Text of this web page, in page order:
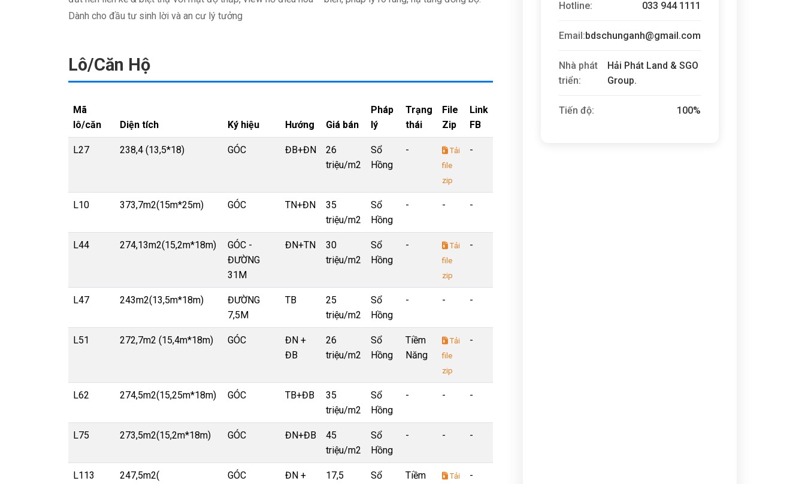
Dành cho đầu tư sinh lời và an cư lý tưởng
Lô/Căn Hộ
Mã
lô/căn
Diện tích Ký hiệu Hướng Giá bán
Pháp
lý
Trạng
thái
File
Zip
Link
FB
L27 238,4 (13,5*18) GÓC ĐB+ĐN
26
triệu/m2
Sổ
Hồng
-
Tải
file
zip
-
L10 373,7m2(15m*25m) GÓC TN+ĐN
35
triệu/m2
Sổ
Hồng
- - -
L44 274,13m2(15,2m*18m)
GÓC -
ĐƯỜNG
31M
ĐN+TN
30
triệu/m2
Sổ
Hồng
-
Tải
file
zip
-
L47 243m2(13,5m*18m)
ĐƯỜNG
7,5M
TB
25
triệu/m2
Sổ
Hồng
- - -
L51 272,7m2 (15,4m*18m) GÓC
ĐN +
ĐB
26
triệu/m2
Sổ
Hồng
Tiềm
Năng
Tải
file
zip
-
L62 274,5m2(15,25m*18m) GÓC TB+ĐB
35
triệu/m2
Sổ
Hồng
- - -
L75 273,5m2(15,2m*18m) GÓC ĐN+ĐB
45
triệu/m2
Sổ
Hồng
- - -
L113
247,5m2(
GÓC
ĐN +
17,5
Sổ
Tiềm
Tải
-
Hotline: 033 944 1111
Email:bdschunganh@gmail.com
Nhà phát
triển:
Hải Phát Land & SGO
Group.
Tiến độ: 100%